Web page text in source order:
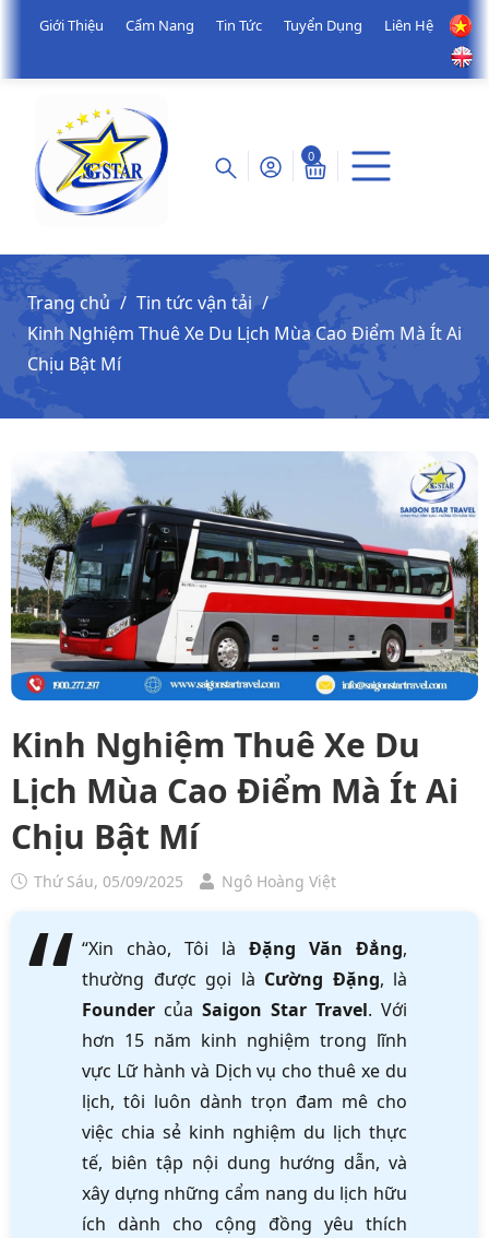
Giới Thiệu Cẩm Nang Tin Tức Tuyển Dụng Liên Hệ
0
Trang chủ
Tin tức vận tải
Kinh Nghiệm Thuê Xe Du Lịch Mùa Cao Điểm Mà Ít Ai
Chịu Bật Mí
Kinh Nghiệm Thuê Xe Du
Lịch Mùa Cao Điểm Mà Ít Ai
Chịu Bật Mí
Thứ Sáu, 05/09/2025 Ngô Hoàng Việt
“Xin chào, Tôi là Đặng Văn Đẳng,
thường được gọi là Cường Đặng, là
Founder của Saigon Star Travel. Với
hơn 15 năm kinh nghiệm trong lĩnh
vực Lữ hành và Dịch vụ cho thuê xe du
lịch, tôi luôn dành trọn đam mê cho
việc chia sẻ kinh nghiệm du lịch thực
tế, biên tập nội dung hướng dẫn, và
xây dựng những cẩm nang du lịch hữu
ích dành cho cộng đồng yêu thích